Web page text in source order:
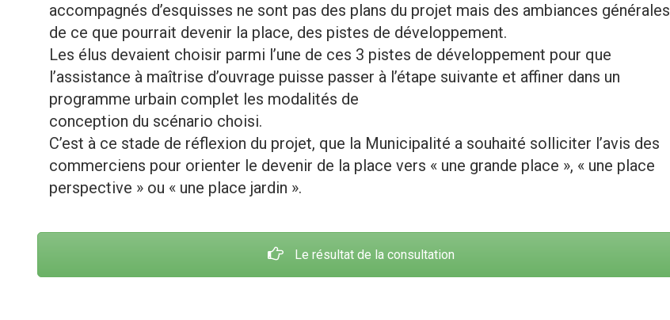
accompagnés d’esquisses ne sont pas des plans du projet mais des ambiances générales
de ce que pourrait devenir la place, des pistes de développement.
Les élus devaient choisir parmi l’une de ces 3 pistes de développement pour que
l’assistance à maîtrise d’ouvrage puisse passer à l’étape suivante et affiner dans un
programme urbain complet les modalités de
conception du scénario choisi.
C’est à ce stade de réflexion du projet, que la Municipalité a souhaité solliciter l’avis des
commerciens pour orienter le devenir de la place vers « une grande place », « une place
perspective » ou « une place jardin ».
Le résultat de la consultation